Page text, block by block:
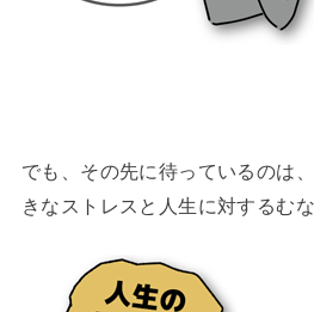
でも、その先に待っているのは
きなストレスと人生に対するむ